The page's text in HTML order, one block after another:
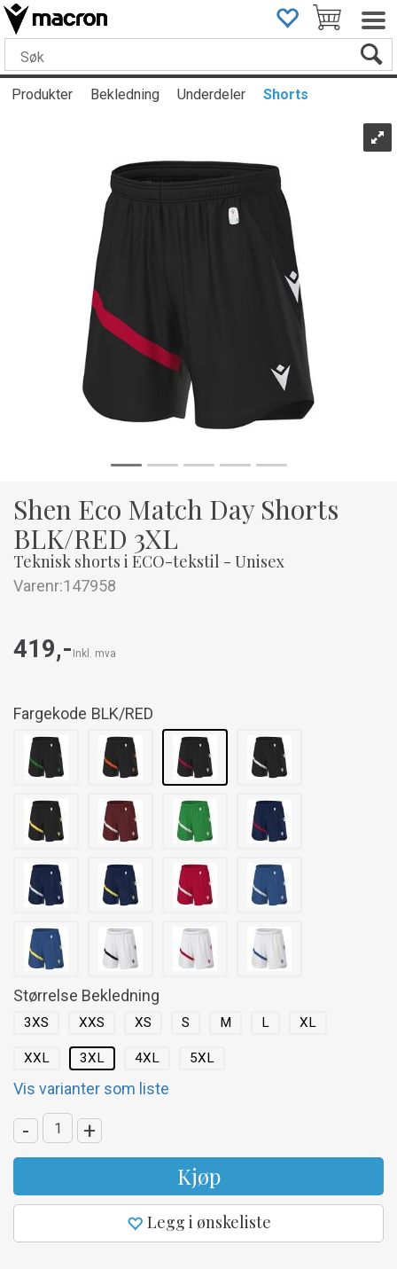
Produkter Bekledning Underdeler Shorts
Shen Eco Match Day Shorts
BLK/RED 3XL
Teknisk shorts i ECO-tekstil - Unisex
Varenr:147958
419,- Inkl. mva
Fargekode BLK/RED
Størrelse Bekledning
3XS XXS XS S M L XL
XXL 3XL 4XL 5XL
Vis varianter som liste
- +
Kjøp
Legg i ønskeliste